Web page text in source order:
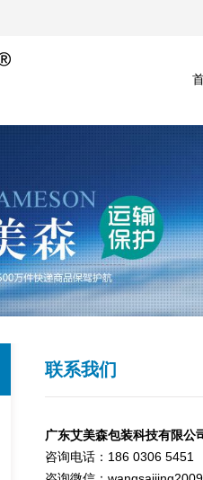
联系我们
广东艾美森包装科技有限公
咨询电话：186 0306 5451